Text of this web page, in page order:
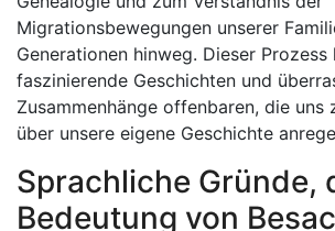
Migrationsbewegungen unserer
Generationen hinweg. Dieser Prozess
faszinierende Geschichten und
Zusammenhänge offenbaren, die uns
über unsere eigene Geschichte
Sprachliche Gründe,
Bedeutung von